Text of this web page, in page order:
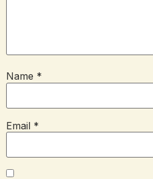
Name *
Email *